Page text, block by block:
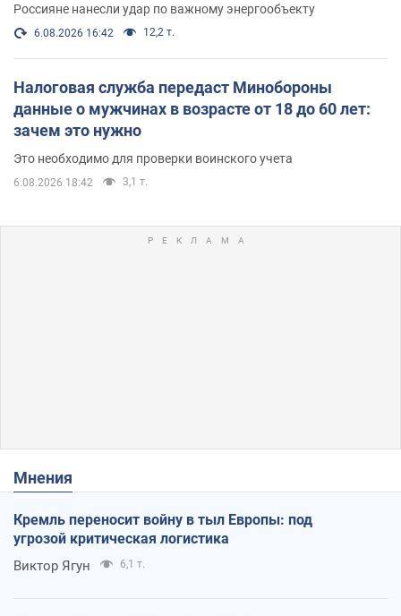
Россияне нанесли удар по важному энергообъекту
6.08.2026 16:42 12,2 т.
Налоговая служба передаст Минобороны
данные о мужчинах в возрасте от 18 до 60 лет:
зачем это нужно
Это необходимо для проверки воинского учета
6.08.2026 18:42 3,1 т.
Мнения
Кремль переносит войну в тыл Европы: под
угрозой критическая логистика
Виктор Ягун 6,1 т.